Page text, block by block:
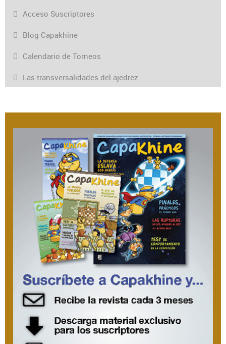
Acceso Suscriptores
Blog Capakhine
Calendario de Torneos
Las transversalidades del ajedrez